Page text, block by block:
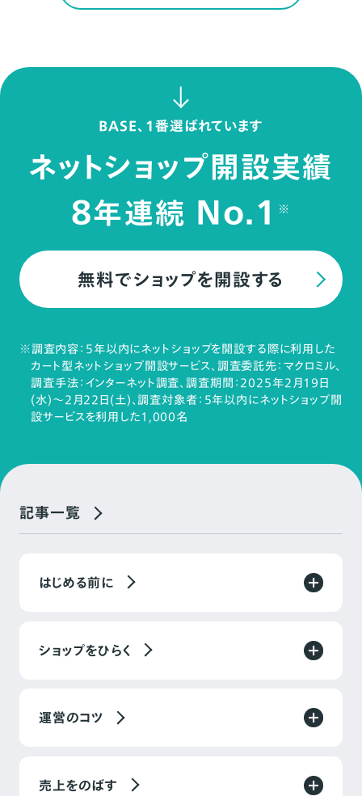
BASE、1番選ばれています
ネットショップ開設実績
8年連続 No.1 ※
無料でショップを開設する
※調査内容：5年以内にネットショップを開設する際に利用した
カート型ネットショップ開設サービス、調査委託先：マクロミル、
調査手法：インターネット調査、調査期間：2025年2月19日
(水)～2月22日(土)、調査対象者：5年以内にネットショップ開
設サービスを利用した1,000名
記事一覧
はじめる前に
ショップをひらく
運営のコツ
売上をのばす